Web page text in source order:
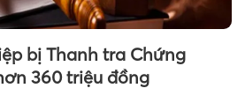
bị Thanh tra Chứng
360 triệu đồng